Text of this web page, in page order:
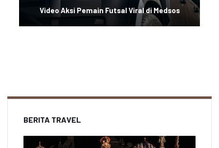
Video Aksi Pemain Futsal Viral di Medsos
BERITA TRAVEL